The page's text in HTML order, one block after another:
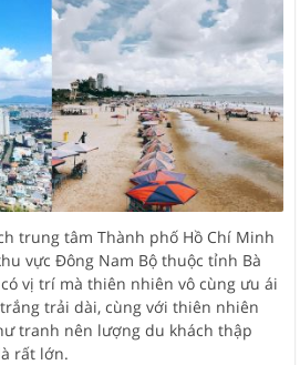
trung tâm Thành phố Hồ Chí Minh
vực Đông Nam Bộ thuộc tỉnh Bà
vị trí mà thiên nhiên vô cùng ưu ái
trải dài, cùng với thiên nhiên
tranh nên lượng du khách thập
rất lớn.